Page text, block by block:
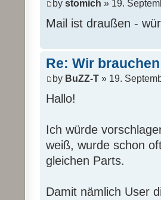
by stomich » 19.
Mail ist draußen -
Re: Wir
by BuZZ-T » 19.
Hallo!
Ich würde
weiß, wurde schon
gleichen Parts.
Damit nämlich User